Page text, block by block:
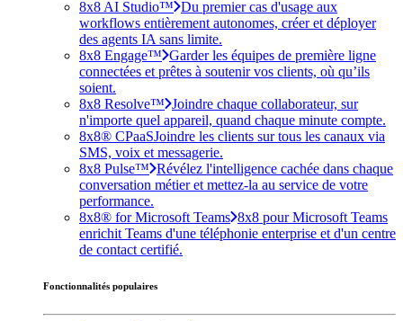
8x8 AI Studio™ Du premier cas d'usage aux
workflows entièrement autonomes, créer et déployer
des agents IA sans limite.
8x8 Engage™ Garder les équipes de première ligne
connectées et prêtes à soutenir vos clients, où qu’ils
soient.
8x8 Resolve™ Joindre chaque collaborateur, sur
n'importe quel appareil, quand chaque minute compte.
8x8® CPaaSJoindre les clients sur tous les canaux via
SMS, voix et messagerie.
8x8 Pulse™ Révélez l'intelligence cachée dans chaque
conversation métier et mettez-la au service de votre
performance.
8x8® for Microsoft Teams 8x8 pour Microsoft Teams
enrichit Teams d'une téléphonie enterprise et d'un centre
de contact certifié.
Fonctionnalités populaires